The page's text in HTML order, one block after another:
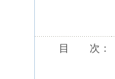
目 次：